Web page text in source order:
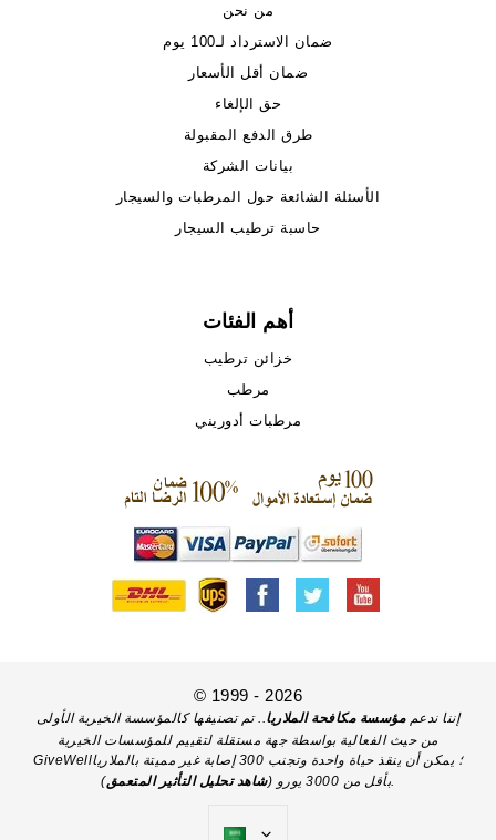
من نحن
ضمان الاسترداد لـ100 يوم
ضمان أقل الأسعار
حق الإلغاء
طرق الدفع المقبولة
بيانات الشركة
الأسئلة الشائعة حول المرطبات والسيجار
حاسبة ترطيب السيجار
أهم الفئات
خزائن ترطيب
مرطب
مرطبات أدوريني
© 1999 - 2026
إننا ندعممؤسسة مكافحة الملاريا.. تم تصنيفها كالمؤسسة الخيرية الأولى
من حيث الفعالية بواسطة جهة مستقلة لتقييم للمؤسسات الخيرية
GiveWell؛ يمكن أن ينقذ حياة واحدة وتجنب 300 إصابة غير مميتة بالملاريا
بأقل من 3000 يورو (
شاهد تحليل التأثير المتعمق ).